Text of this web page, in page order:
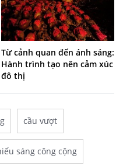
Từ cảnh quan đến ánh sáng:
Hành trình tạo nên cảm xúc
đô thị
cầu vượt
sáng công cộng